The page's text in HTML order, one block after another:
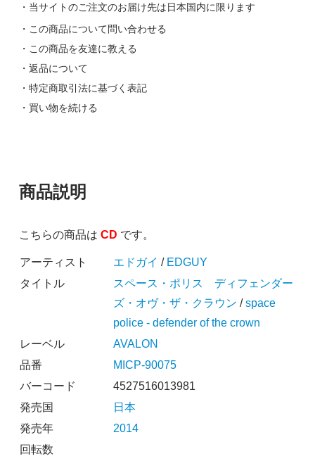
・当サイトのご注文のお届け先は日本国内に限ります
・この商品について問い合わせる
・この商品を友達に教える
・返品について
・特定商取引法に基づく表記
・買い物を続ける
商品説明
こちらの商品は CD です。
アーティスト エドガイ / EDGUY
タイトル
スペース・ポリス ディフェンダー
ズ・オヴ・ザ・クラウン /space
police - defender of the crown
レーベル
AVALON
品番
MICP-90075
バーコード
4527516013981
発売国
日本
発売年
2014
回転数